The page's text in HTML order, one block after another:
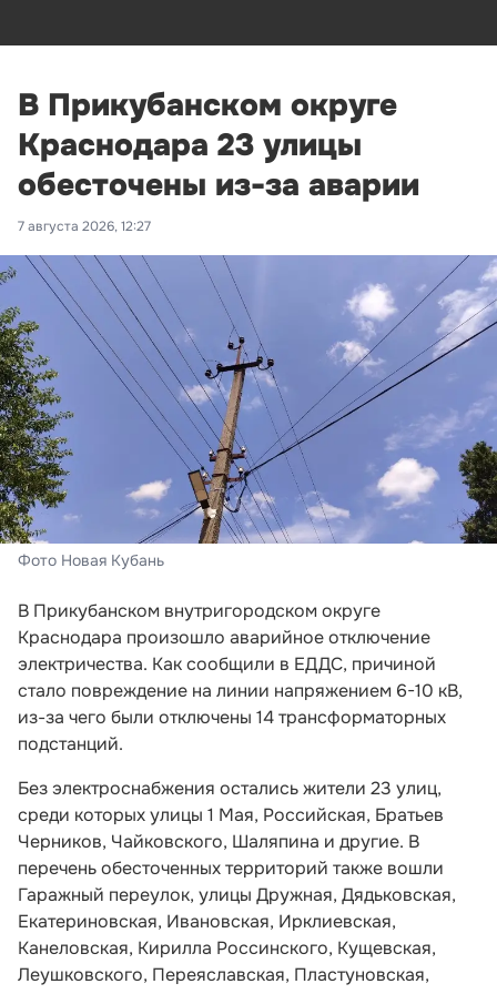
В Прикубанском округе
Краснодара 23 улицы
обесточены из-за аварии
7 августа 2026, 12:27
Фото Новая Кубань
В Прикубанском внутригородском округе
Краснодара произошло аварийное отключение
электричества. Как сообщили в ЕДДС, причиной
стало повреждение на линии напряжением 6-10 кВ,
из-за чего были отключены 14 трансформаторных
подстанций.
Без электроснабжения остались жители 23 улиц,
среди которых улицы 1 Мая, Российская, Братьев
Черников, Чайковского, Шаляпина и другие. В
перечень обесточенных территорий также вошли
Гаражный переулок, улицы Дружная, Дядьковская,
Екатериновская, Ивановская, Ирклиевская,
Канеловская, Кирилла Россинского, Кущевская,
Леушковского, Переяславская, Пластуновская,